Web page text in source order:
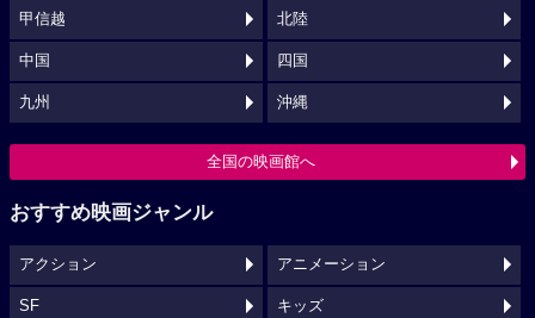
甲信越 北陸
中国 四国
九州 沖縄
全国の映画館へ
おすすめ映画ジャンル
アクション アニメーション
SF キッズ